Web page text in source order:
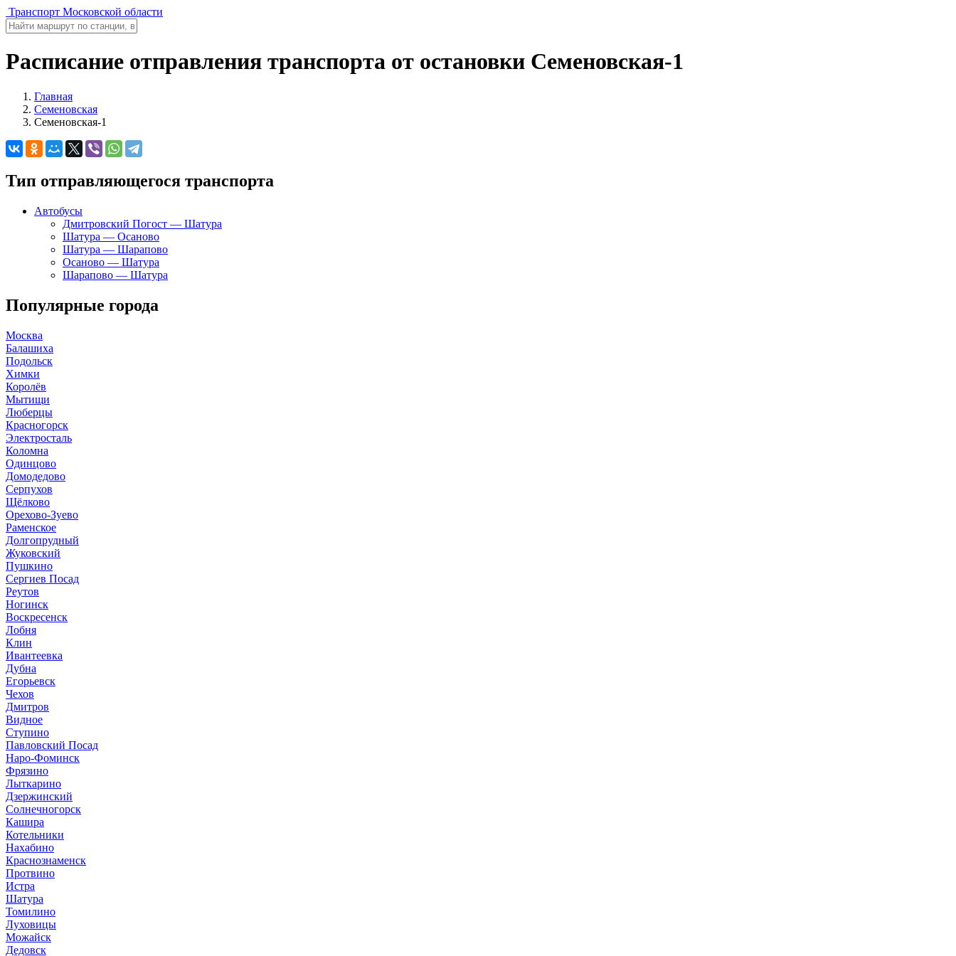
Транспорт Московской области
Расписание отправления транспорта от остановки Семеновская-1
Главная
Семеновская
Семеновская-1
Тип отправляющегося транспорта
Автобусы
Дмитровский Погост — Шатура
Шатура — Осаново
Шатура — Шарапово
Осаново — Шатура
Шарапово — Шатура
Популярные города
Москва
Балашиха
Подольск
Химки
Королёв
Мытищи
Люберцы
Красногорск
Электросталь
Коломна
Одинцово
Домодедово
Серпухов
Щёлково
Орехово-Зуево
Раменское
Долгопрудный
Жуковский
Пушкино
Сергиев Посад
Реутов
Ногинск
Воскресенск
Лобня
Клин
Ивантеевка
Дубна
Егорьевск
Чехов
Дмитров
Видное
Ступино
Павловский Посад
Наро-Фоминск
Фрязино
Лыткарино
Дзержинский
Солнечногорск
Кашира
Котельники
Нахабино
Краснознаменск
Протвино
Истра
Шатура
Томилино
Луховицы
Можайск
Дедовск